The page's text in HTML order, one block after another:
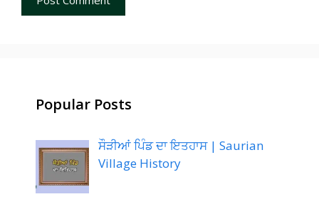
Popular Posts
ਸੌੜੀਆਂ ਪਿੰਡ ਦਾ ਇਤਹਾਸ | Saurian
Village History